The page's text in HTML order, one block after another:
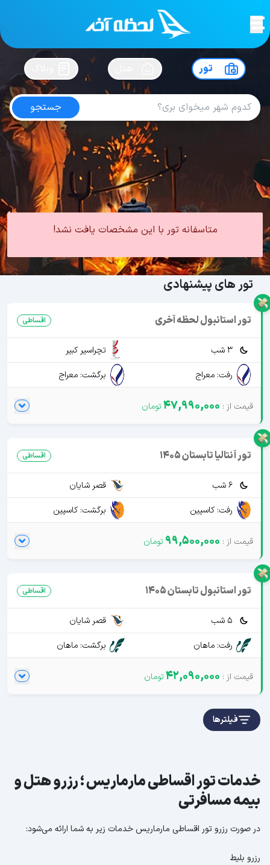
لحظه آخرسفرت رو بساز !
تور
جستجو
تور اقساطی مارماریس
4.5 از5| از103 کاربر
لحظه آخر تور اقساطی تور اقساطی مارماریس
متاسفانه تور با این مشخصات یافت نشد!
تور های پیشنهادی
تور استانبول لحظه آخری اقساطی
3 شب
تچراسیر کبیر
رفت: معراج
برگشت: معراج
47,990,000
تور آنتالیا تابستان 1405 اقساطی
6 شب
قصر شایان
رفت: کاسپین
برگشت: کاسپین
99,500,000
تور استانبول تابستان 1405 اقساطی
5 شب
قصر شایان
رفت: ماهان
برگشت: ماهان
42,090,000
فیلترها
خدمات تور اقساطی مارماریس ؛ رزرو هتل و
بیمه مسافرتی
در صورت رزرو تور اقساطی مارماریس خدمات زیر به شما ارائه می‌شود:
رزرو بلیط